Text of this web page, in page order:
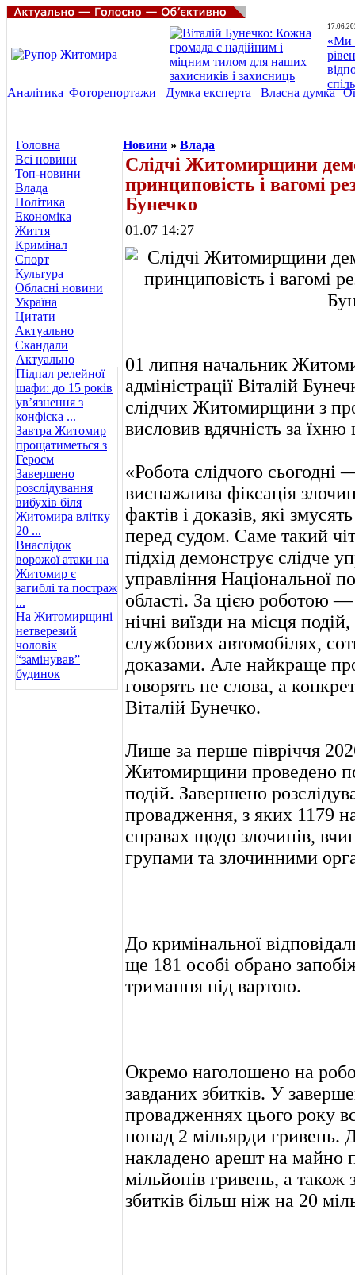
«Ми
Аналітика Фоторепортажи Думка експерта Власна думка
Головна
Всі новини
Топ-новини
Влада
Політика
Економіка
Життя
Кримінал
Спорт
Культура
Обласні новини
Україна
Цитати
Актуально
Скандали
Актуально
Підпал релейної
шафи: до 15 років
ув’язнення з
конфіска ...
Завтра Житомир
прощатиметься з
Героєм
Завершено
розслідування
вибухів біля
Житомира влітку
20 ...
Внаслідок
ворожої атаки на
Житомир є
загиблі та постраж
...
На Житомирщині
нетверезий
чоловік
“замінував”
будинок
Новини » Влада
Слідчі Житомирщини
принциповість і вагомі
Бунечко
01.07 14:27
01 липня начальник
адміністрації Віталій
слідчих Житомирщини з
висловив вдячність за
«Робота слідчого
виснажлива фіксація
фактів і доказів, які
перед судом. Саме такий
підхід демонструє слідче
управління Національної
області. За цією роботою
нічні виїзди на місця
службових автомобілях,
доказами. Але найкраще
говорять не слова, а
Віталій Бунечко.
Лише за перше півріччя
Житомирщини проведено
подій. Завершено
провадження, з яких 1179
справах щодо злочинів,
групами та злочинними
До кримінальної
ще 181 особі обрано
тримання під вартою.
Окремо наголошено на
завданих збитків. У
провадженнях цього року
понад 2 мільярди гривень.
накладено арешт на майно
мільйонів гривень, а також
збитків більш ніж на 20